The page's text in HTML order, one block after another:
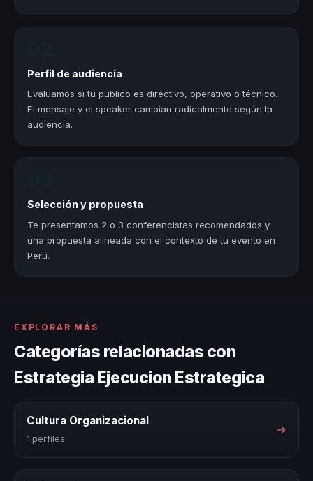
Perfil de audiencia
Evaluamos si tu público es directivo, operativo o técnico.
El mensaje y el speaker cambian radicalmente según la
audiencia.
Selección y propuesta
Te presentamos 2 o 3 conferencistas recomendados y
una propuesta alineada con el contexto de tu evento en
Perú.
EXPLORAR MÁS
Categorías relacionadas con
Estrategia Ejecucion Estrategica
Cultura Organizacional
1 perfiles
→